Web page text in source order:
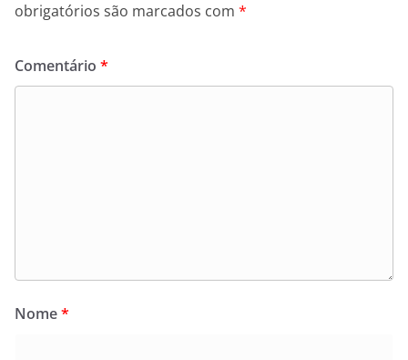
obrigatórios são marcados com *
Comentário *
Nome*